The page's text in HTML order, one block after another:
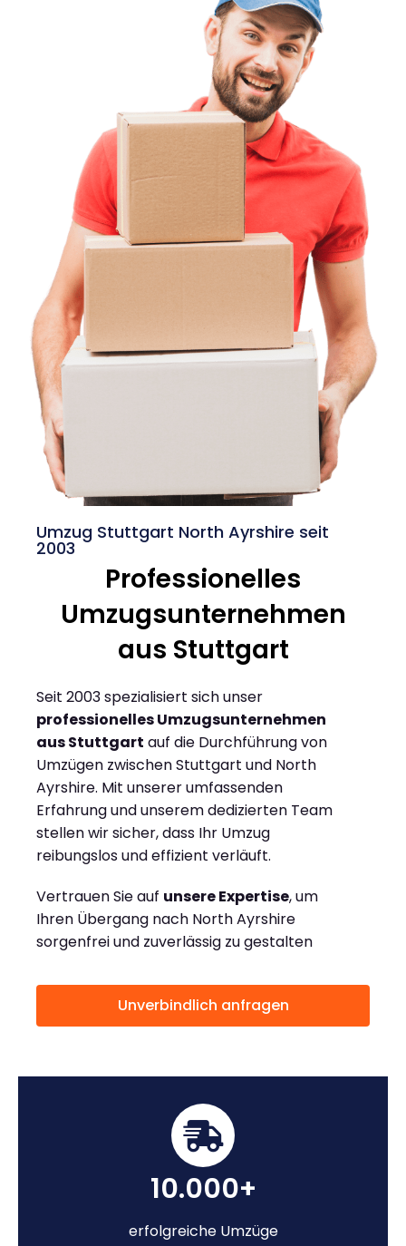
Umzug Stuttgart North Ayrshire seit
2003
Professionelles
Umzugsunternehmen
aus Stuttgart
Seit 2003 spezialisiert sich unser
professionelles Umzugsunternehmen
aus Stuttgart auf die Durchführung von
Umzügen zwischen Stuttgart und North
Ayrshire. Mit unserer umfassenden
Erfahrung und unserem dedizierten Team
stellen wir sicher, dass Ihr Umzug
reibungslos und effizient verläuft.
Vertrauen Sie auf unsere Expertise, um
Ihren Übergang nach North Ayrshire
sorgenfrei und zuverlässig zu gestalten
Unverbindlich anfragen
10.000+
erfolgreiche Umzüge